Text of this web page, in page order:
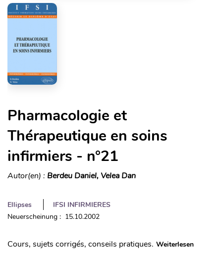
Pharmacologie et
Thérapeutique en soins
infirmiers - n°21
Autor(en) : Berdeu Daniel, Velea Dan
Ellipses
IFSI INFIRMIERES
Neuerscheinung : 15.10.2002
Cours, sujets corrigés, conseils pratiques. Weiterlesen